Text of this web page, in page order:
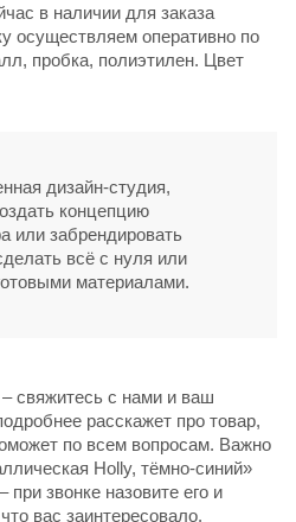
в наличии для заказа
осуществляем оперативно по
пробка, полиэтилен. Цвет
дизайн-студия,
концепцию
или забрендировать
всё с нуля или
материалами.
свяжитесь с нами и ваш
расскажет про товар,
по всем вопросам. Важно
Holly, тёмно-синий»
при звонке назовите его и
вас заинтересовало.